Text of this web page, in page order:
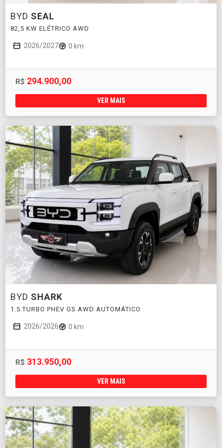
BYD SEAL
82,5 KW ELÉTRICO AWD
2026/2027 0 km
R$ 294.900,00
VER MAIS
BYD SHARK
1.5 TURBO PHEV GS AWD AUTOMÁTICO
2026/2026 0 km
R$ 313.950,00
VER MAIS